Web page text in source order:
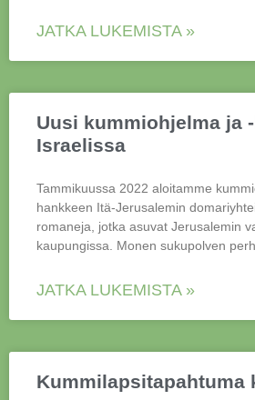
JATKA LUKEMISTA »
Uusi kummiohjelma ja
Israelissa
Tammikuussa 2022 aloitamme
hankkeen Itä-Jerusalemin
romaneja, jotka asuvat Jerusalemin
kaupungissa. Monen sukupolven
JATKA LUKEMISTA »
Kummilapsitapahtuma